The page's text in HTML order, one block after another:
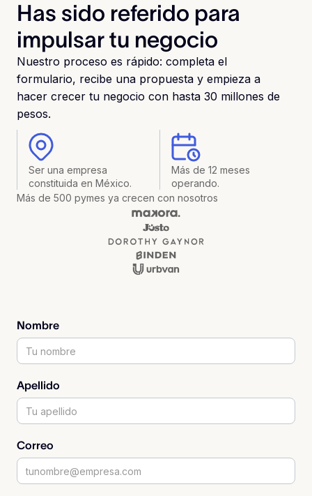
Has sido referido para
impulsar tu negocio
Nuestro proceso es rápido: completa el
formulario, recibe una propuesta y empieza a
hacer crecer tu negocio con hasta 30 millones de
pesos.
Ser una empresa
constituida en México.
Más de 12 meses
operando.
Más de 500 pymes ya crecen con nosotros
Nombre
Apellido
Correo